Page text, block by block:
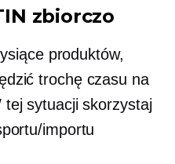
zbiorczo
produktów,
trochę czasu na
sytuacji skorzystaj
importu